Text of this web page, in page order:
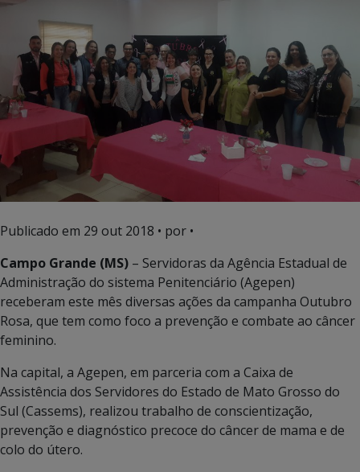
Publicado em 29 out 2018 • por •
Campo Grande (MS) – Servidoras da Agência Estadual de
Administração do sistema Penitenciário (Agepen)
receberam este mês diversas ações da campanha Outubro
Rosa, que tem como foco a prevenção e combate ao câncer
feminino.
Na capital, a Agepen, em parceria com a Caixa de
Assistência dos Servidores do Estado de Mato Grosso do
Sul (Cassems), realizou trabalho de conscientização,
prevenção e diagnóstico precoce do câncer de mama e de
colo do útero.